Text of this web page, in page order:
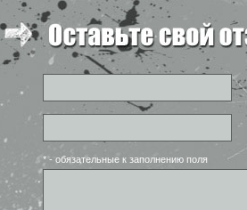
* - обязательные к заполнению поля